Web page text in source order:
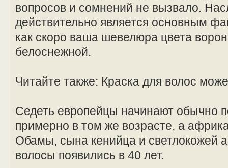
вопросов и сомнений не вызвало.
действительно является основным
как скоро ваша шевелюра цвета
белоснежной.
Читайте также: Краска для волос
Седеть европейцы начинают обычно
примерно в том же возрасте, а
Обамы, сына кенийца и светлокожей
волосы появились в 40 лет.